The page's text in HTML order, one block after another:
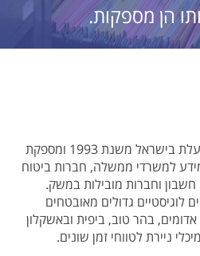
הן מספקות.
ארכיב 2000 מקבוצת ממן פועלת בישראל משנת 1993 ומספקת
מידע למשרדי ממשלה, חברות ביטוח
חשבון וחברות מובילות במשק.
גדולים מאובטחים
בהר טוב, ביפית ובאשקלון